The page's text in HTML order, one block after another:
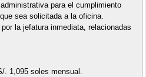
para el cumplimiento
sea solicitada a la oficina.
la jefatura inmediata, relacionadas
. 1,095 soles mensual.